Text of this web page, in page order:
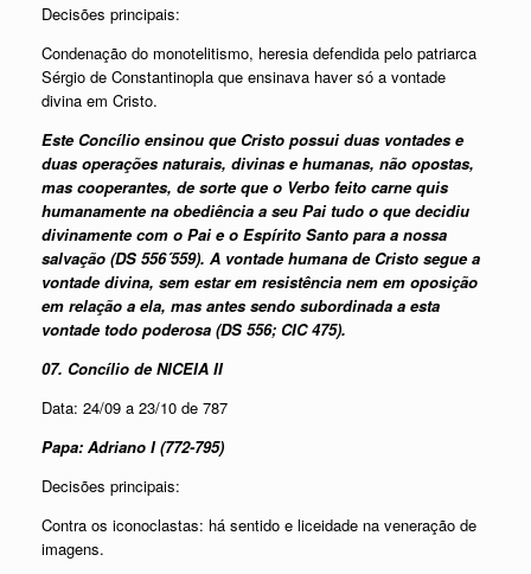
Decisões principais:
Condenação do monotelitismo, heresia defendida pelo patriarca
Sérgio de Constantinopla que ensinava haver só a vontade
divina em Cristo.
Este Concílio ensinou que Cristo possui duas vontades e
duas operações naturais, divinas e humanas, não opostas,
mas cooperantes, de sorte que o Verbo feito carne quis
humanamente na obediência a seu Pai tudo o que decidiu
divinamente com o Pai e o Espírito Santo para a nossa
salvação (DS 556´559). A vontade humana de Cristo segue a
vontade divina, sem estar em resistência nem em oposição
em relação a ela, mas antes sendo subordinada a esta
vontade todo poderosa (DS 556; CIC 475).
07. Concílio de NICEIA II
Data: 24/09 a 23/10 de 787
Papa: Adriano I (772-795)
Decisões principais:
Contra os iconoclastas: há sentido e liceidade na veneração de
imagens.